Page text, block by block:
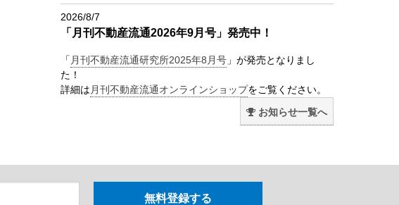
2026/8/7
「月刊不動産流通2026年9月号」発売中！
「 月刊不動産流通研究所2025年8月号 」が発売となりまし
た！
詳細は 月刊不動産流通オンラインショップをご覧ください。
お知らせ一覧へ